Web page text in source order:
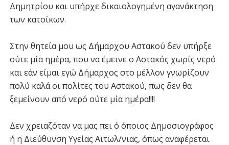
Δημητρίου και υπήρχε δικαιολογημένη αγανάκτηση
των κατοίκων.
Στην θητεία μου ως Δήμαρχου Αστακού δεν υπήρξε
ούτε μία ημέρα, που να έμεινε ο Αστακός χωρίς νερό
και εάν είμαι εγώ Δήμαρχος στο μέλλον γνωρίζουν
πολύ καλά οι πολίτες του Αστακού, πως δεν θα
ξεμείνουν από νερό ούτε μία ημέρα!!!!
Δεν χρειαζόταν να μας πει ό όποιος Δημοσιογράφος
ή η Διεύθυνση Υγείας Αιτωλ/νιας, όπως αναφέρεται